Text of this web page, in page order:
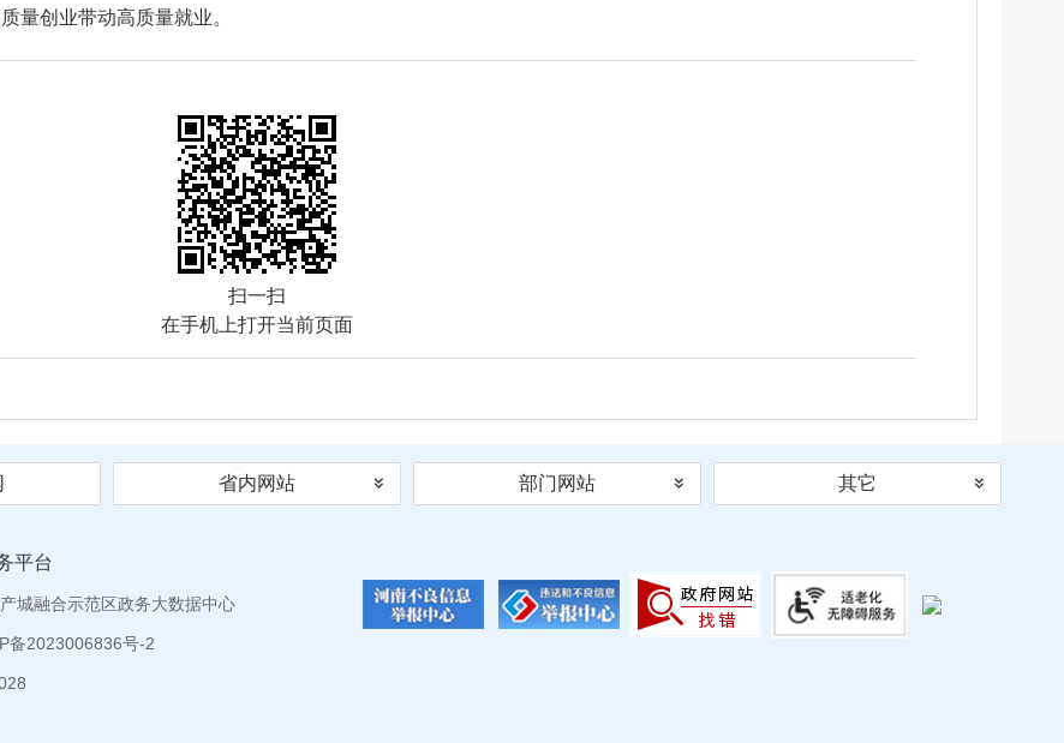
量创业带动高质量就业。
扫一扫
在手机上打开当前页面
省内网站 部门网站 其它
平台
城融合示范区政务大数据中心
备2023006836号-2